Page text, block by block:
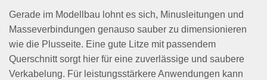
Gerade im Modellbau lohnt es sich, Minusleitungen und
Masseverbindungen genauso sauber zu dimensionieren
wie die Plusseite. Eine gute Litze mit passendem
Querschnitt sorgt hier für eine zuverlässige und saubere
Verkabelung. Für leistungsstärkere Anwendungen kann